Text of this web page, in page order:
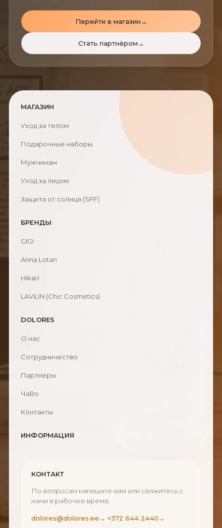
Перейти в магазин→
Стать партнёром→
МАГАЗИН
Уход за телом
Подарочные наборы
Мужчинам
Уход за лицом
Защита от солнца (SPF)
БРЕНДЫ
GIGI
Anna Lotan
Hikari
LAVILIN (Chic Cosmetics)
DOLORES
О нас
Сотрудничество
Партнеры
ЧаВо
Контакты
ИНФОРМАЦИЯ
КОНТАКТ
По вопросам напишите нам или свяжитесь с
нами в рабочее время.
dolores@dolores.ee→ +372 644 2440→